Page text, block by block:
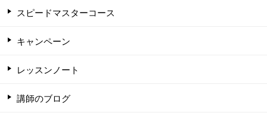
スピードマスターコース
キャンペーン
レッスンノート
講師のブログ